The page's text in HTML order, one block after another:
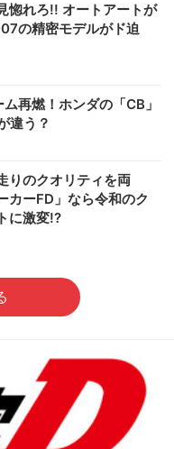
惚れろ!! オートアートが
の精密モデルがド迫
再燃！ホンダの「CB」
違う？
りのクオリティを両
ーFD」なら令和のク
に激変!?